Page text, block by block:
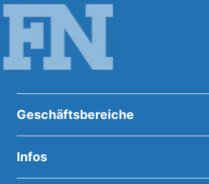
Geschäftsbereiche
Infos